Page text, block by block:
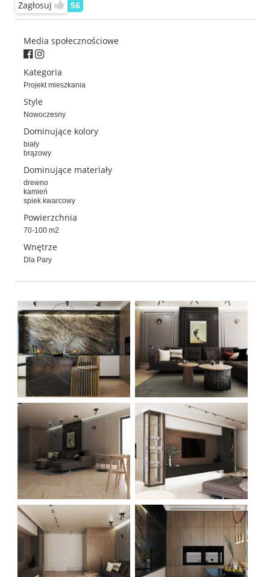
Zagłosuj
56
Media społecznościowe
Kategoria
Projekt mieszkania
Style
Nowoczesny
Dominujące kolory
biały
brązowy
Dominujące materiały
drewno
kamień
spiek kwarcowy
Powierzchnia
70-100 m2
Wnętrze
Dla Pary